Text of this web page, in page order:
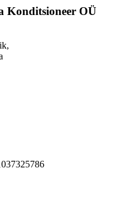
Konditsioneer OÜ